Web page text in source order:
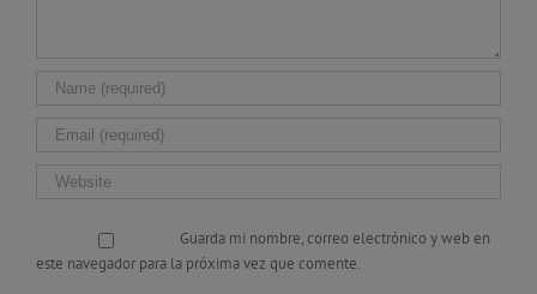
Guarda mi nombre, correo electrónico y web en
este navegador para la próxima vez que comente.